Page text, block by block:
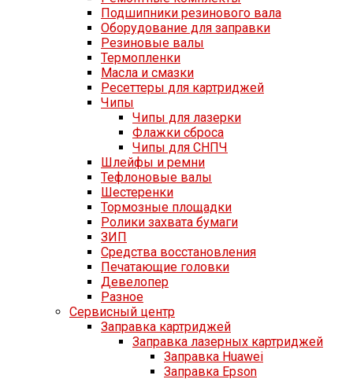
Подшипники резинового вала
Оборудование для заправки
Резиновые валы
Термопленки
Масла и смазки
Ресеттеры для картриджей
Чипы
Чипы для лазерки
Флажки сброса
Чипы для СНПЧ
Шлейфы и ремни
Тефлоновые валы
Шестеренки
Тормозные площадки
Ролики захвата бумаги
ЗИП
Средства восстановления
Печатающие головки
Девелопер
Разное
Сервисный центр
Заправка картриджей
Заправка лазерных картриджей
Заправка Huawei
Заправка Epson